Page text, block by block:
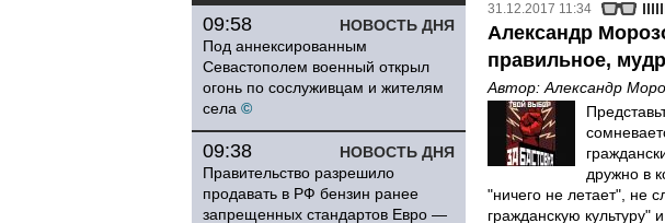
НОВОСТЬ ДНЯ
09:58
Под аннексированным
Севастополем военный открыл
огонь по сослуживцам и жителям
села ©
НОВОСТЬ ДНЯ
09:38
Правительство разрешило
продавать в РФ бензин ранее
запрещенных стандартов Евро —
31.12.2017 11:34
Александр
правильное,
Автор: Александр
дружно в
"ничего не летает", не
гражданскую культуру"